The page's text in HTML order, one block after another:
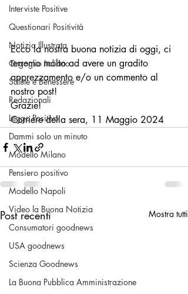
Interviste Positive
Questionari Positività
Notizia Illustrata
Orgoglio Italiano
Salute e Benessere
Redazionali
Leggo Positivo
Dammi solo un minuto
Modello Milano
Pensiero positivo
Modello Napoli
Video la Buona Notizia
Consumatori goodnews
USA goodnews
Scienza Goodnews
La Buona Pubblica Amministrazione
Ecco la nostra buona notizia di oggi, ci
terremo molto ad avere un gradito
apprezzamento e/o un commento al
nostro post!
Grazie!
Corriere della sera, 11 Maggio 2024
Post recenti Mostra tutti